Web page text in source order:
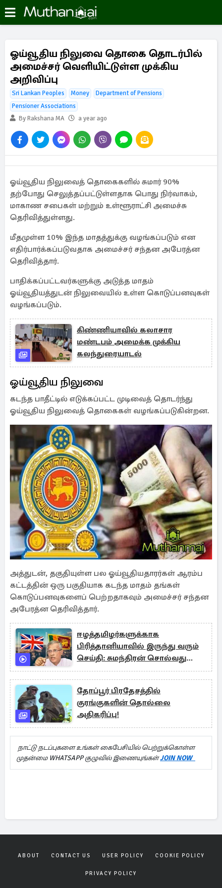
ஓய்வூதிய நிலுவை தொகை தொடர்பில்
அமைச்சர் வெளியிட்டுள்ள முக்கிய
அறிவிப்பு
Sri Lankan Peoples Money
Department of Pensions
Pensioner Associations
By Rakshana MA
a year ago
ஓய்வூதிய நிலுவைத் தொகைகளில் சுமார் 90%
தற்போது செலுத்தப்பட்டுள்ளதாக பொது நிர்வாகம்,
மாகாண சபைகள் மற்றும் உள்ளூராட்சி அமைச்சு
தெரிவித்துள்ளது.
மீதமுள்ள 10% இந்த மாதத்துக்கு வழங்கப்படும் என
எதிர்பார்க்கப்படுவதாக அமைச்சர் சந்தன அபேரத்ன
தெரிவித்தார்.
பாதிக்கப்பட்டவர்களுக்கு அடுத்த மாதம்
ஓய்வூதியத்துடன் நிலுவையில் உள்ள கொடுப்பனவுகள்
வழங்கப்படும்.
கிண்ணியாவில் கலாசார
மண்டபம் அமைக்க முக்கிய
கலந்துரையாடல்
ஓய்வூதிய நிலுவை
கடந்த பாதீட்டில் எடுக்கப்பட்ட முடிவைத் தொடர்ந்து
ஓய்வூதிய நிலுவைத் தொகைகள் வழங்கப்படுகின்றன.
அத்துடன், தகுதியுள்ள பல ஓய்வூதியதாரர்கள் ஆரம்ப
கட்டத்தின் ஒரு பகுதியாக கடந்த மாதம் தங்கள்
கொடுப்பனவுகளைப் பெற்றதாகவும் அமைச்சர் சந்தன
அபேரத்ன தெரிவித்தார்.
ஈழத்தமிழர்களுக்காக
பிரித்தானியாவில் இருந்து வரும்
செய்தி: சுமந்திரன் சொல்வது
உண்மையா!
தோப்பூர் பிரதேசத்தில்
குரங்குகளின் தொல்லை
அதிகரிப்பு!
நாட்டு நடப்புகளை உங்கள் கைபேசியில் பெற்றுக்கொள்ள
முதன்மை WHATSAPP குழுவில் இணையுங்கள்JOIN NOW
ABOUT CONTACT US USER POLICY COOKIE POLICY
PRIVACY POLICY